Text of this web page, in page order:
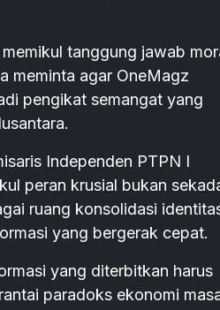
tanggung jawab
meminta agar OneMagz
pengikat semangat yang
Independen PTPN I
peran krusial bukan
ruang konsolidasi
yang bergerak cepat.
yang diterbitkan harus
paradoks ekonomi